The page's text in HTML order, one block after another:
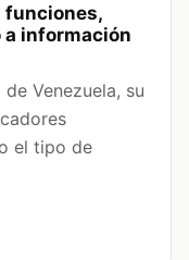
funciones,
a información
Venezuela, su
el tipo de